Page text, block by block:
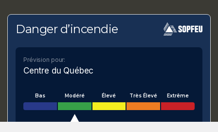
Danger d’incendie
Prévision pour:
Centre du Québec
Bas Modéré Élevé Très Élevé Extrême